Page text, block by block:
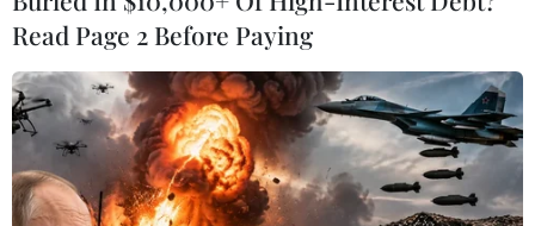
Theo dõi VietnamPlus
TIN LIÊN QUAN
Read Page 2 Before Paying